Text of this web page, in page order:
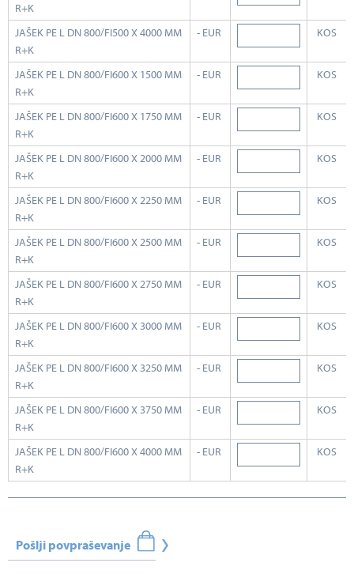
R+K
JAŠEK PE L DN 800/FI500 X 4000 MM
R+K
- EUR KOS
JAŠEK PE L DN 800/FI600 X 1500 MM
R+K
- EUR KOS
JAŠEK PE L DN 800/FI600 X 1750 MM
R+K
- EUR KOS
JAŠEK PE L DN 800/FI600 X 2000 MM
R+K
- EUR KOS
JAŠEK PE L DN 800/FI600 X 2250 MM
R+K
- EUR KOS
JAŠEK PE L DN 800/FI600 X 2500 MM
R+K
- EUR KOS
JAŠEK PE L DN 800/FI600 X 2750 MM
R+K
- EUR KOS
JAŠEK PE L DN 800/FI600 X 3000 MM
R+K
- EUR KOS
JAŠEK PE L DN 800/FI600 X 3250 MM
R+K
- EUR KOS
JAŠEK PE L DN 800/FI600 X 3750 MM
R+K
- EUR KOS
JAŠEK PE L DN 800/FI600 X 4000 MM
R+K
- EUR KOS
Pošlji povpraševanje